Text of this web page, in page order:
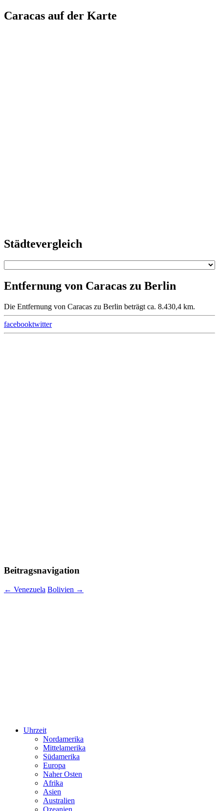
Caracas auf der Karte
Städtevergleich
Entfernung von Caracas zu Berlin
Die Entfernung von Caracas zu Berlin beträgt ca. 8.430,4 km.
facebooktwitter
Beitragsnavigation
← Venezuela Bolivien →
Uhrzeit
Nordamerika
Mittelamerika
Südamerika
Europa
Naher Osten
Afrika
Asien
Australien
Ozeanien